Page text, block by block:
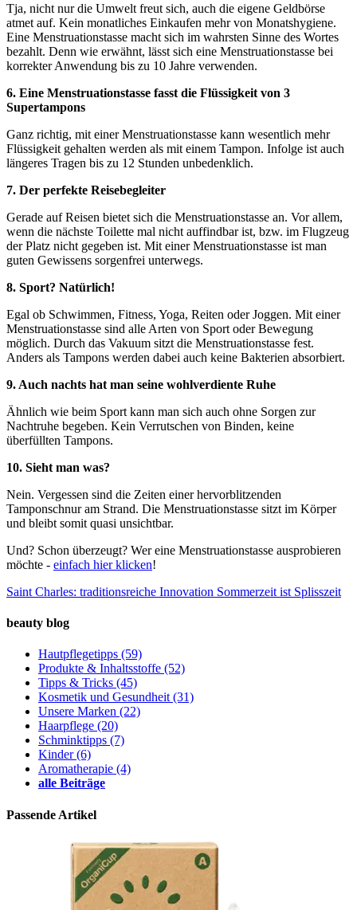
Tja, nicht nur die Umwelt freut sich, auch die eigene Geldbörse
atmet auf. Kein monatliches Einkaufen mehr von Monatshygiene.
Eine Menstruationstasse macht sich im wahrsten Sinne des Wortes
bezahlt. Denn wie erwähnt, lässt sich eine Menstruationstasse bei
korrekter Anwendung bis zu 10 Jahre verwenden.
6. Eine Menstruationstasse fasst die Flüssigkeit von 3
Supertampons
Ganz richtig, mit einer Menstruationstasse kann wesentlich mehr
Flüssigkeit gehalten werden als mit einem Tampon. Infolge ist auch
längeres Tragen bis zu 12 Stunden unbedenklich.
7. Der perfekte Reisebegleiter
Gerade auf Reisen bietet sich die Menstruationstasse an. Vor allem,
wenn die nächste Toilette mal nicht auffindbar ist, bzw. im Flugzeug
der Platz nicht gegeben ist. Mit einer Menstruationstasse ist man
guten Gewissens sorgenfrei unterwegs.
8. Sport? Natürlich!
Egal ob Schwimmen, Fitness, Yoga, Reiten oder Joggen. Mit einer
Menstruationstasse sind alle Arten von Sport oder Bewegung
möglich. Durch das Vakuum sitzt die Menstruationstasse fest.
Anders als Tampons werden dabei auch keine Bakterien absorbiert.
9. Auch nachts hat man seine wohlverdiente Ruhe
Ähnlich wie beim Sport kann man sich auch ohne Sorgen zur
Nachtruhe begeben. Kein Verrutschen von Binden, keine
überfüllten Tampons.
10. Sieht man was?
Nein. Vergessen sind die Zeiten einer hervorblitzenden
Tamponschnur am Strand. Die Menstruationstasse sitzt im Körper
und bleibt somit quasi unsichtbar.
Und? Schon überzeugt? Wer eine Menstruationstasse ausprobieren
möchte - einfach hier klicken!
Saint Charles: traditionsreiche Innovation Sommerzeit ist Splisszeit
beauty blog
Hautpflegetipps (59)
Produkte & Inhaltsstoffe (52)
Tipps & Tricks (45)
Kosmetik und Gesundheit(31)
Unsere Marken (22)
Haarpflege (20)
Schminktipps (7)
Kinder(6)
Aromatherapie (4)
alle Beiträge
Passende Artikel